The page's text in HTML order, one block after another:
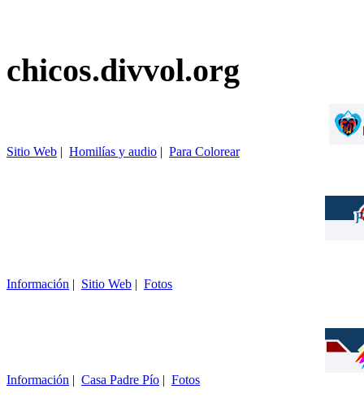
chicos.divvol.org
Sitio Web Homilías y audio Para Colorear
Información Sitio Web Fotos
Información Casa Padre Pío Fotos